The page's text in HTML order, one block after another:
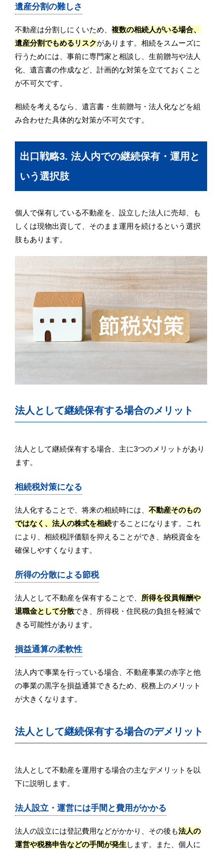
遺産分割の難しさ
不動産は分割しにくいため、 複数の相続人がいる場合、
遺産分割でもめるリスクがあります。相続をスムーズに
行うためには、事前に専門家と相談し、生前贈与や法人
化、遺言書の作成など、計画的な対策を立てておくこと
が不可欠です。
相続を考えるなら、遺言書・生前贈与・法人化などを組
み合わせた具体的な対策が不可欠です。
出口戦略3. 法人内での継続保有・運用と
いう選択肢
個人で保有している不動産を、設立した法人に売却、も
しくは現物出資して、そのまま運用を続けるという選択
肢もあります。
法人として継続保有する場合のメリット
法人として継続保有する場合、主に3つのメリットがあり
ます。
相続税対策になる
法人化することで、将来の相続時には、 不動産そのもの
ではなく、法人の株式を相続することになります。これ
により、相続税評価額を抑えることができ、納税資金を
確保しやすくなります。
所得の分散による節税
法人として不動産を保有することで、 所得を役員報酬や
退職金として分散でき、所得税・住民税の負担を軽減で
きる可能性があります。
損益通算の柔軟性
法人内で事業を行っている場合、不動産事業の赤字と他
の事業の黒字を損益通算できるため、税務上のメリット
が大きくなります。
法人として継続保有する場合のデメリット
法人として不動産を運用する場合の主なデメリットを以
下に説明します。
法人設立・運営には手間と費用がかかる
法人の設立には登記費用などがかかり、その後も法人の
運営や税務申告などの手間が発生します。また、個人に